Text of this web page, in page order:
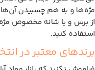
مژه‌ها و به هم چسبیدن آن‌ها
از برس و یا شانه مخصوص مژه
استفاده کنید.
برندهای معتبر در